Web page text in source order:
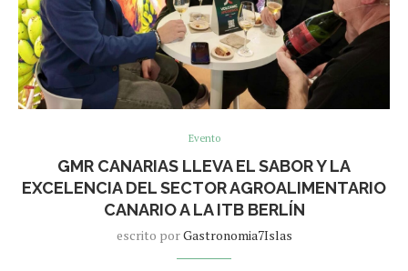
Evento
GMR CANARIAS LLEVA EL SABOR Y LA
EXCELENCIA DEL SECTOR AGROALIMENTARIO
CANARIO A LA ITB BERLÍN
escrito porGastronomia7Islas